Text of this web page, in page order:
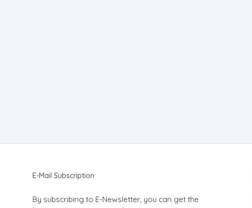
E-Mail Subscription
By subscribing to E-Newsletter, you can get the